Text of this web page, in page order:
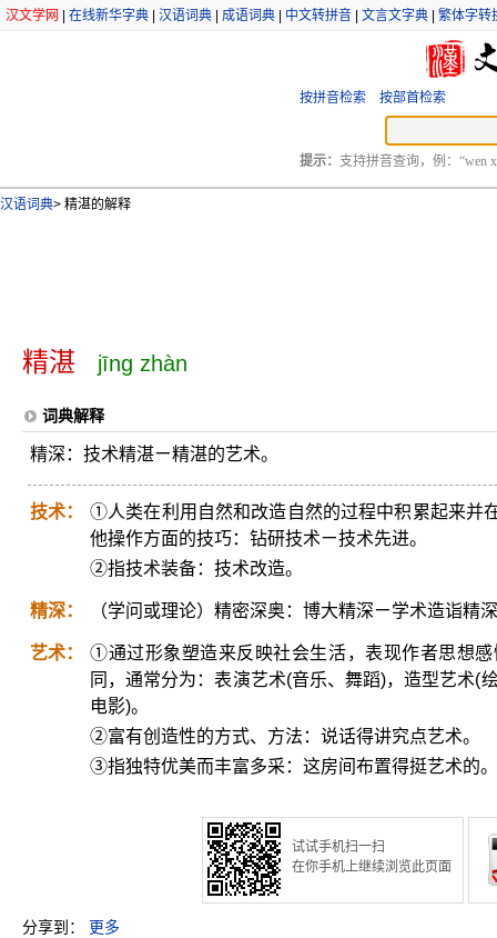
汉文学网 在线新华字典 汉语词典 成语词典 中文转拼音 文言文字典 繁体字转
按拼音检索 按部首检索
提示： 支持拼音查询，例：“wen
汉语词典> 精湛的解释
精湛 jīng zhàn
词典解释
精深：技术精湛ㄧ精湛的艺术。
技术：
①人类在利用自然和改造自然的过程中积累起来并
他操作方面的技巧：钻研技术ㄧ技术先进。
②指技术装备：技术改造。
精深： （学问或理论）精密深奥：博大精深ㄧ学术造诣精
艺术：
①通过形象塑造来反映社会生活，表现作者思想
同，通常分为：表演艺术(音乐、舞蹈)，造型艺术(
电影)。
②富有创造性的方式、方法：说话得讲究点艺术。
③指独特优美而丰富多采：这房间布置得挺艺术的。
试试手机扫一扫
在你手机上继续浏览此页面
分享到： 更多